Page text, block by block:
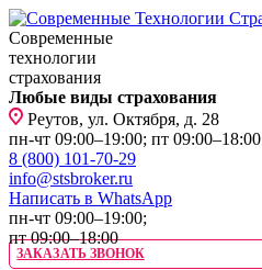
Современные
технологии
страхования
Любые виды страхования
Реутов, ул. Октября, д. 28
пн-чт 09:00–19:00; пт 09:00–18:00
8 (800) 101-70-29
info@stsbroker.ru
Написать в WhatsApp
пн-чт 09:00–19:00;
пт 09:00–18:00
ЗАКАЗАТЬ ЗВОНОК